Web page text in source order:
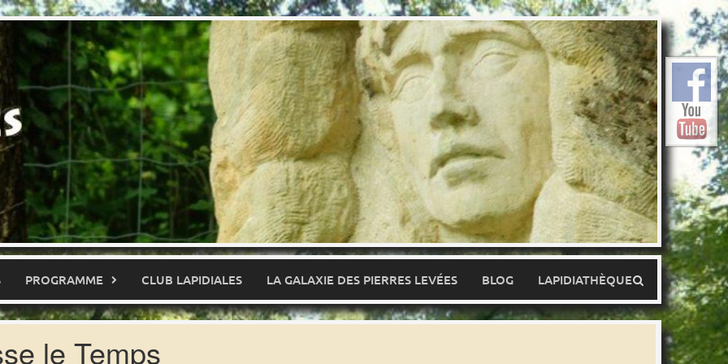
PROGRAMME CLUB LAPIDIALES LA GALAXIE DES PIERRES LEVÉES BLOG LAPIDIATHÈQUE
le Temps